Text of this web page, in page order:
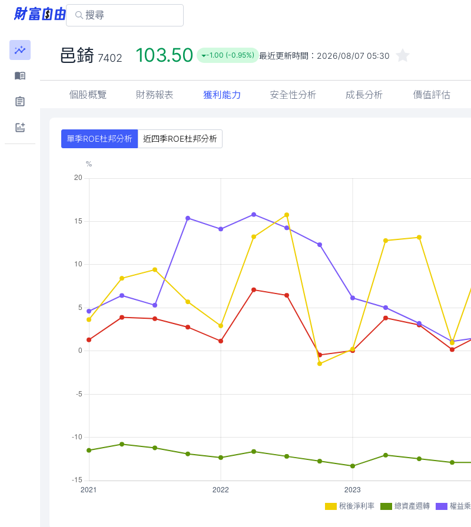
邑錡 7402 103.50 -1.00 (-0.95%) 最近更新時間： 2026/08/07 05:30
個股概覽 財務報表 獲利能力 安全性分析 成長分析 價值評估
單季ROE杜邦分析 近四季ROE杜邦分析
稅後淨利率 總資產週轉 權益